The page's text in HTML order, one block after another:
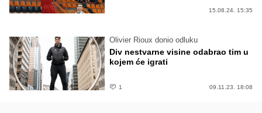
15.08.24. 15:35
Olivier Rioux donio odluku
Div nestvarne visine odabrao tim u
kojem će igrati
1 09.11.23. 18:08